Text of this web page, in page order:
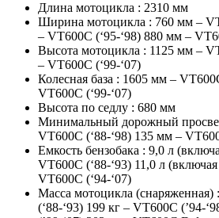
Длина мотоцикла : 2310 мм
Ширина мотоцикла : 760 мм –
– VT600C (‘95-‘98) 880 мм –
Высота мотоцикла : 1125 мм –
– VT600C (‘99-‘07)
Колесная база : 1605 мм –
VT600C (‘99-‘07)
Высота по седлу : 680 мм
Минимальный дорожный
VT600C (‘88-‘98) 135 мм –
Емкость бензобака : 9,0 л
VT600C (‘88-‘93) 11,0 л
VT600C (‘94-‘07)
Масса мотоцикла (снаряженная) :
(‘88-‘93) 199 кг – VT600C (’94-